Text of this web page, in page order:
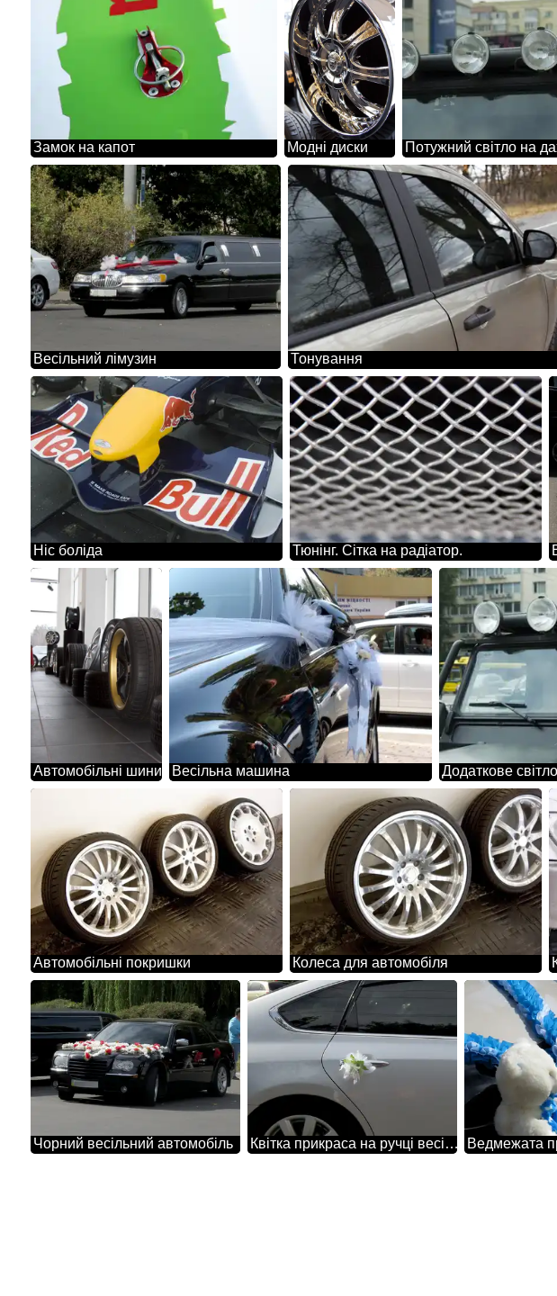
Замок на капот Модні диски Потужний світло на
Весільний лімузин Тонування
Ніс боліда Тюнінг. Сітка на радіатор.
Автомобільні шини Весільна машина Додаткове
Автомобільні покришки Колеса для автомобіля
Чорний весільний автомобіль Квітка прикраса на ручці весільного автомобіля